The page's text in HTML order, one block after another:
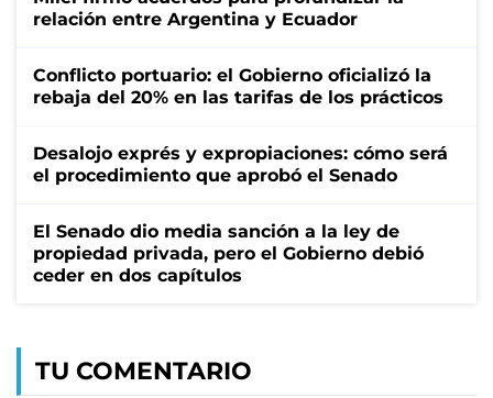
relación entre Argentina y Ecuador
Conflicto portuario: el Gobierno oficializó la
rebaja del 20% en las tarifas de los prácticos
Desalojo exprés y expropiaciones: cómo será
el procedimiento que aprobó el Senado
El Senado dio media sanción a la ley de
propiedad privada, pero el Gobierno debió
ceder en dos capítulos
TU COMENTARIO